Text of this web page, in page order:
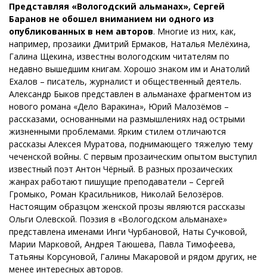
Представляя «Вологодский альманах», Сергей
Баранов не обошел вниманием ни одного из
опубликованных в нем авторов. Многие из них, как,
например, прозаики Дмитрий Ермаков, Наталья Мелёхина,
Галина Щекина, известны вологодским читателям по
недавно вышедшим книгам. Хорошо знаком им и Анатолий
Ехалов – писатель, журналист и общественный деятель.
Александр Быков представлен в альманахе фрагментом из
нового романа «Дело Варакина», Юрий Малозёмов –
рассказами, основанными на размышлениях над острыми
жизненными проблемами. Ярким стилем отличаются
рассказы Алексея Муратова, поднимающего тяжелую тему
чеченской войны. С первым прозаическим опытом выступил
известный поэт Антон Чёрный. В разных прозаических
жанрах работают пишущие преподаватели – Сергей
Громыко, Роман Красильников, Николай Белозёров.
Настоящим образцом женской прозы являются рассказы
Ольги Олевской. Поэзия в «Вологодском альманахе»
представлена именами Инги Чурбановой, Наты Сучковой,
Марии Марковой, Андрея Таюшева, Павла Тимофеева,
Татьяны Корсуновой, Галины Макаровой и рядом других, не
менее интересных авторов.